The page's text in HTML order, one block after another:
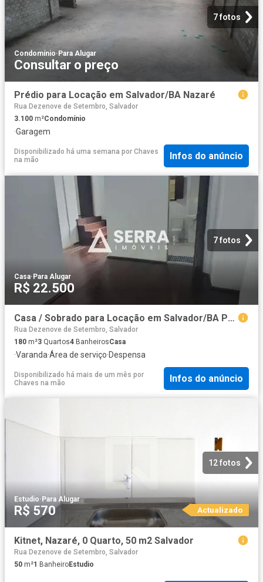
7 fotos
Condomínio· Para Alugar
Consultar o preço
Prédio para Locação em Salvador/BA Nazaré
Rua Dezenove de Setembro, Salvador
3.100 m²Condomínio
·Garagem
Disponibilizado há uma semana por Chaves
na mão
Infos do anúncio
7 fotos
Casa·Para Alugar
R$ 22.500
Casa / Sobrado para Locação em Salvador/BA Pelourinho 3 Quartos
Rua Dezenove de Setembro, Salvador
180 m²3 Quartos4 BanheirosCasa
·Varanda·Área de serviço·Despensa
Disponibilizado há mais de um mês por
Chaves na mão
Infos do anúncio
12 fotos
Estudio· Para Alugar
R$ 570 Actualizado
Kitnet, Nazaré, 0 Quarto, 50 m2 Salvador
Rua Dezenove de Setembro, Salvador
50 m²1 BanheiroEstudio